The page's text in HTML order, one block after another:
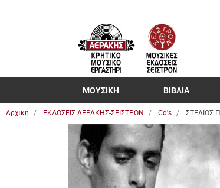
ΜΟΥΣΙΚΗ ΒΙΒΛΙΑ
Αρχική ΕΚΔΟΣΕΙΣ ΑΕΡΑΚΗΣ-ΣΕΙΣΤΡΟΝ Cd's ΣΤΕΛΙΟΣ